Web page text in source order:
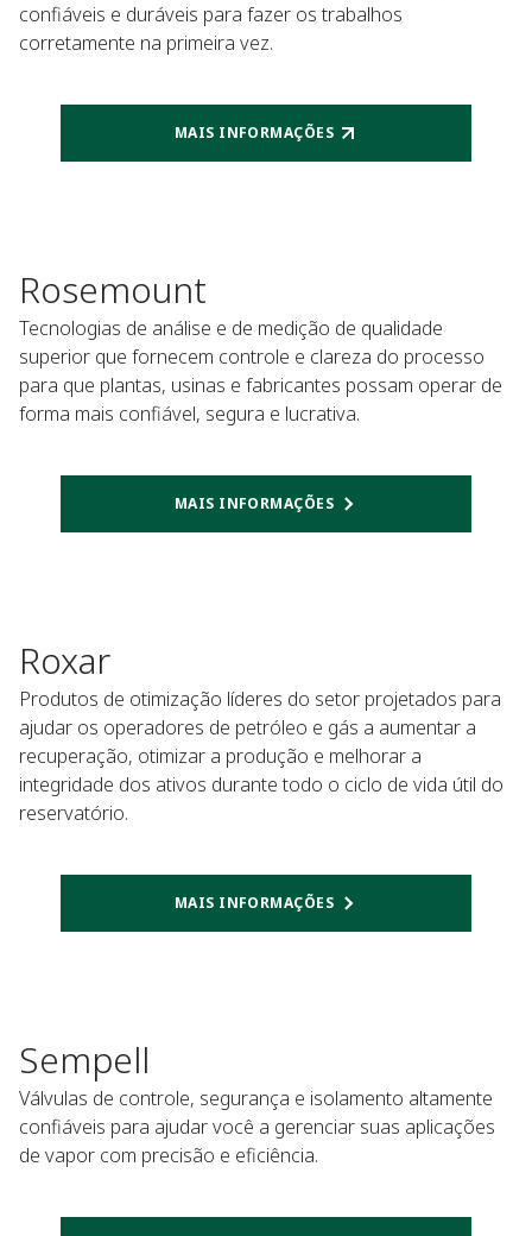
confiáveis e duráveis para fazer os trabalhos
corretamente na primeira vez.
MAIS INFORMAÇÕES
Rosemount
Tecnologias de análise e de medição de qualidade
superior que fornecem controle e clareza do processo
para que plantas, usinas e fabricantes possam operar de
forma mais confiável, segura e lucrativa.
MAIS INFORMAÇÕES
Roxar
Produtos de otimização líderes do setor projetados para
ajudar os operadores de petróleo e gás a aumentar a
recuperação, otimizar a produção e melhorar a
integridade dos ativos durante todo o ciclo de vida útil do
reservatório.
MAIS INFORMAÇÕES
Sempell
Válvulas de controle, segurança e isolamento altamente
confiáveis para ajudar você a gerenciar suas aplicações
de vapor com precisão e eficiência.​​